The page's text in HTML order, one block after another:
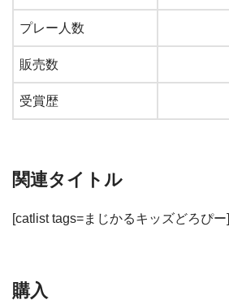
プレー人数
販売数
受賞歴
関連タイトル
[catlist tags=まじかるキッズどろぴー]
購入